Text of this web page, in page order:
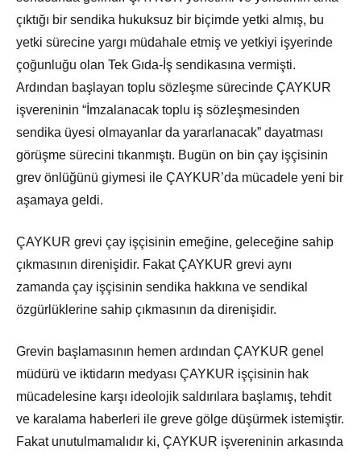
çıktığı bir sendika hukuksuz bir biçimde yetki almış, bu
yetki sürecine yargı müdahale etmiş ve yetkiyi işyerinde
çoğunluğu olan Tek Gıda-İş sendikasına vermişti.
Ardından başlayan toplu sözleşme sürecinde ÇAYKUR
işvereninin “İmzalanacak toplu iş sözleşmesinden
sendika üyesi olmayanlar da yararlanacak” dayatması
görüşme sürecini tıkanmıştı. Bugün on bin çay işçisinin
grev önlüğünü giymesi ile ÇAYKUR’da mücadele yeni bir
aşamaya geldi.
ÇAYKUR grevi çay işçisinin emeğine, geleceğine sahip
çıkmasının direnişidir. Fakat ÇAYKUR grevi aynı
zamanda çay işçisinin sendika hakkına ve sendikal
özgürlüklerine sahip çıkmasının da direnişidir.
Grevin başlamasının hemen ardından ÇAYKUR genel
müdürü ve iktidarın medyası ÇAYKUR işçisinin hak
mücadelesine karşı ideolojik saldırılara başlamış, tehdit
ve karalama haberleri ile greve gölge düşürmek istemiştir.
Fakat unutulmamalıdır ki, ÇAYKUR işvereninin arkasında